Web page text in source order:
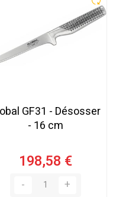
GF31 - Désosser
- 16 cm
198,58 €